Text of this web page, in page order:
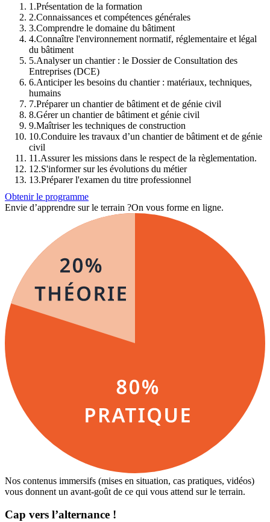
1 .Présentation de la formation
2.Connaissances et compétences générales
3.Comprendre le domaine du bâtiment
4.Connaître l'environnement normatif, réglementaire et légal
du bâtiment
5.Analyser un chantier : le Dossier de Consultation des
Entreprises (DCE)
6.Anticiper les besoins du chantier : matériaux, techniques,
humains
7.Préparer un chantier de bâtiment et de génie civil
8.Gérer un chantier de bâtiment et génie civil
9.Maîtriser les techniques de construction
10.Conduire les travaux d’un chantier de bâtiment et de génie
civil
11 .Assurer les missions dans le respect de la règlementation.
12.S'informer sur les évolutions du métier
13.Préparer l'examen du titre professionnel
Obtenir le programme
Envie d’apprendre sur le terrain ?On vous forme en ligne.
Nos contenus immersifs (mises en situation, cas pratiques, vidéos)
vous donnent un avant-goût de ce qui vous attend sur le terrain.
Cap vers l’alternance !